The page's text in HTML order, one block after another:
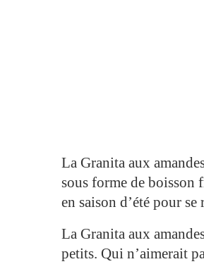
La Granita aux
sous forme de boisson
en saison d’été pour
La Granita aux
petits. Qui n’aimerait